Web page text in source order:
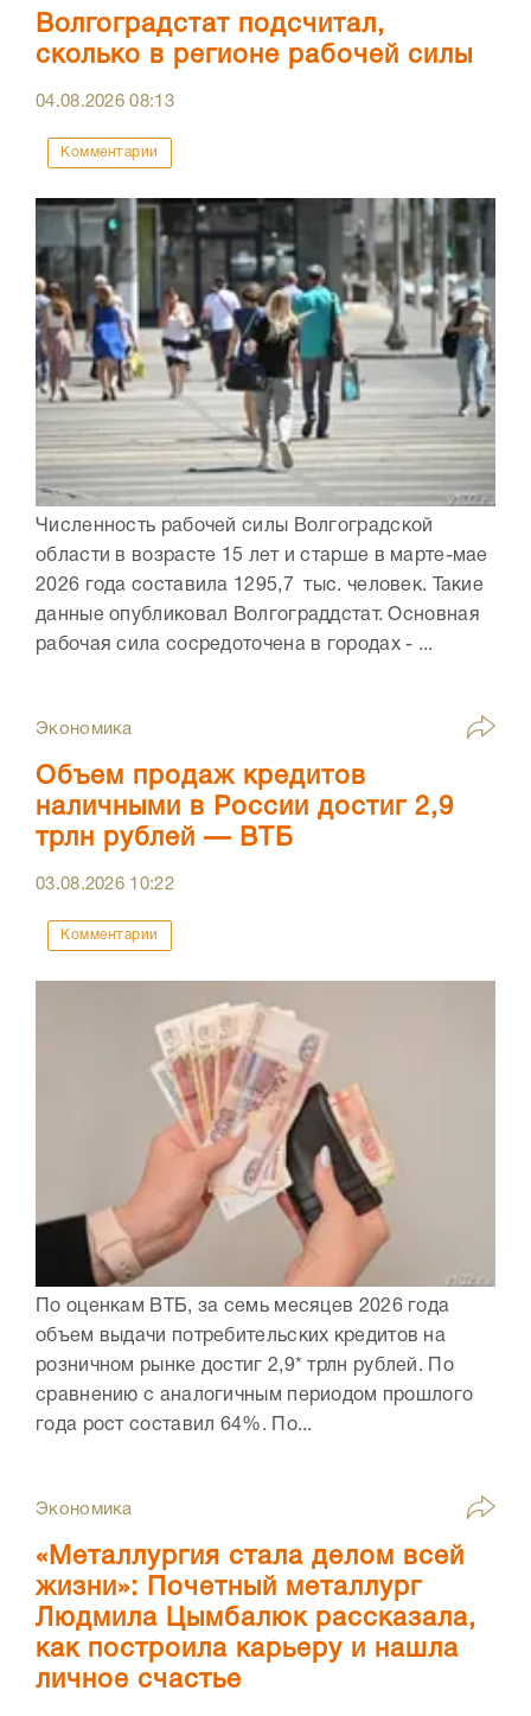
Волгоградстат подсчитал,
сколько в регионе рабочей силы
04.08.202608:13
Комментарии
Численность рабочей силы Волгоградской
области в возрасте 15 лет и старше в марте-мае
2026 года составила 1295,7 тыс. человек. Такие
данные опубликовал Волгограддстат. Основная
рабочая сила сосредоточена в городах - ...
Экономика
Объем продаж кредитов
наличными в России достиг 2,9
трлн рублей — ВТБ
03.08.2026 10:22
Комментарии
По оценкам ВТБ, за семь месяцев 2026 года
объем выдачи потребительских кредитов на
розничном рынке достиг 2,9* трлн рублей. По
сравнению с аналогичным периодом прошлого
года рост составил 64%. По...
Экономика
«Металлургия стала делом всей
жизни»: Почетный металлург
Людмила Цымбалюк рассказала,
как построила карьеру и нашла
личное счастье